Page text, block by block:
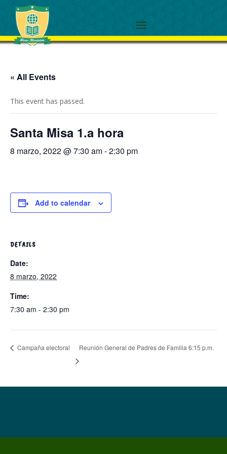
« All Events
This event has passed.
Santa Misa 1.a hora
8 marzo, 2022 @ 7:30 am-2:30 pm
Add to calendar
DETAILS
Date:
8 marzo, 2022
Time:
7:30 am - 2:30 pm
Campaña electoral Reunión General de Padres de Familia 6:15 p.m.